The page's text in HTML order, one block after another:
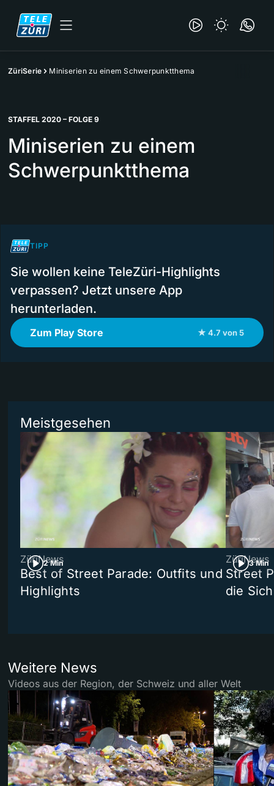
ZüriSerie Miniserien zu einem Schwerpunktthema
STAFFEL 2020 – FOLGE 9
Miniserien zu einem
Schwerpunktthema
TIPP
Sie wollen keine TeleZüri-Highlights
verpassen? Jetzt unsere App
herunterladen.
Zum Play Store ★ 4.7 von 5
Meistgesehen
2 Min
ZüriNews
Best of Street Parade: Outfits und
Highlights
3 Min
ZüriNews
Street
die
Weitere News
Videos aus der Region, der Schweiz und aller Welt